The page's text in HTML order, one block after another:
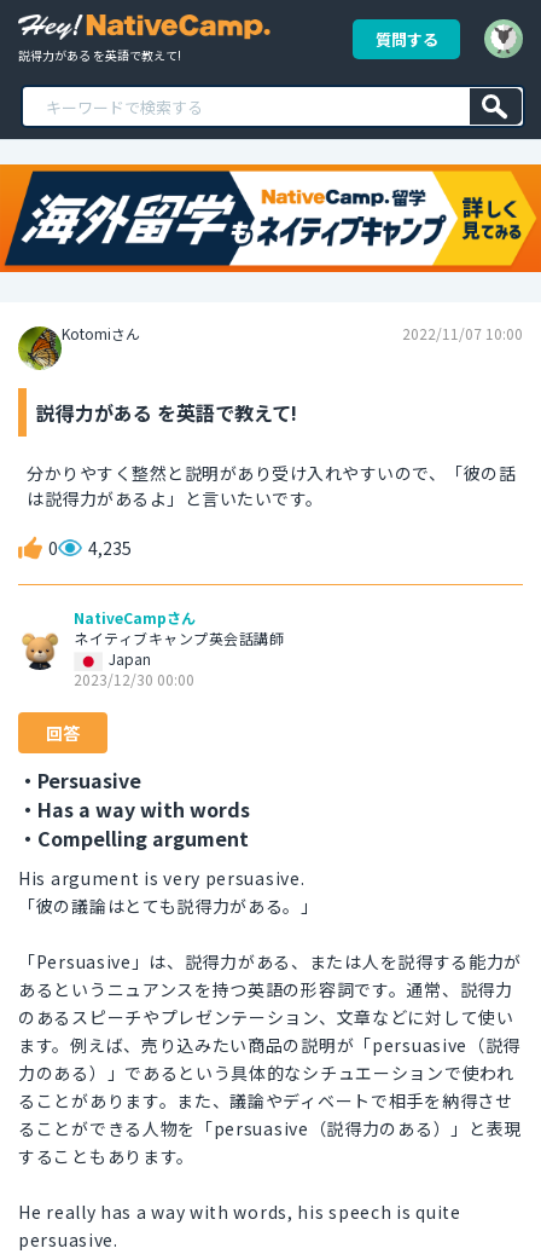
説得力がある を英語で教えて!
質問する
Kotomiさん 2022/11/07 10:00
説得力がある を英語で教えて!
分かりやすく整然と説明があり受け入れやすいので、「彼の話
は説得力があるよ」と言いたいです。
0 4,235
NativeCampさん
ネイティブキャンプ英会話講師
Japan
2023/12/30 00:00
回答
・Persuasive
・Has a way with words
・Compelling argument
His argument is very persuasive.
「彼の議論はとても説得力がある。」
「Persuasive」は、説得力がある、または人を説得する能力が
あるというニュアンスを持つ英語の形容詞です。通常、説得力
のあるスピーチやプレゼンテーション、文章などに対して使い
ます。例えば、売り込みたい商品の説明が「persuasive（説得
力のある）」であるという具体的なシチュエーションで使われ
ることがあります。また、議論やディベートで相手を納得させ
ることができる人物を「persuasive（説得力のある）」と表現
することもあります。
He really has a way with words, his speech is quite
persuasive.